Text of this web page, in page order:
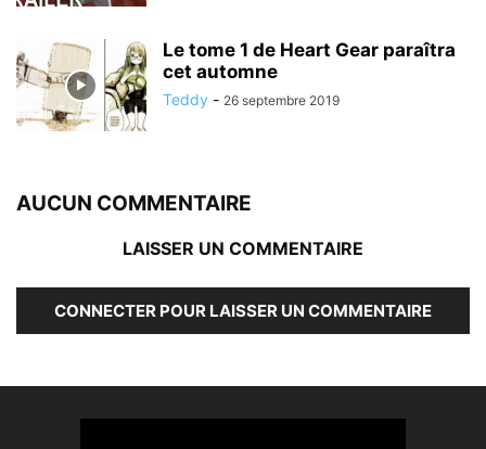
Le tome 1 de Heart Gear paraîtra
cet automne
Teddy - 26 septembre 2019
AUCUN COMMENTAIRE
LAISSER UN COMMENTAIRE
CONNECTER POUR LAISSER UN COMMENTAIRE